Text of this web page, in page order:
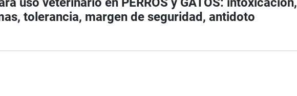
tolerancia, margen de seguridad, antidoto